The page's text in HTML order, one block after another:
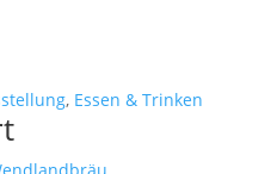
, Essen & Trinken